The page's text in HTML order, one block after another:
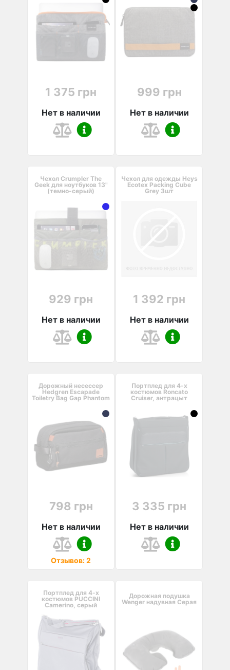
1 375 грн
Нет в наличии
999 грн
Нет в наличии
Чехол Crumpler The
Geek для ноутбуков 13"
(темно-серый)
929 грн
Нет в наличии
Чехол для одежды Heys
Ecotex Packing Cube
Grey 3шт
1 392 грн
Нет в наличии
Дорожный несессер
Hedgren Escapade
Toiletry Bag Gap Phantom
798 грн
Нет в наличии
Отзывов: 2
Портплед для 4-х
костюмов Roncato
Cruiser, антрацыт
3 335 грн
Нет в наличии
Портплед для 4-х
костюмов PUCCINI
Camerino, серый
Дорожная подушка
Wenger надувная Серая